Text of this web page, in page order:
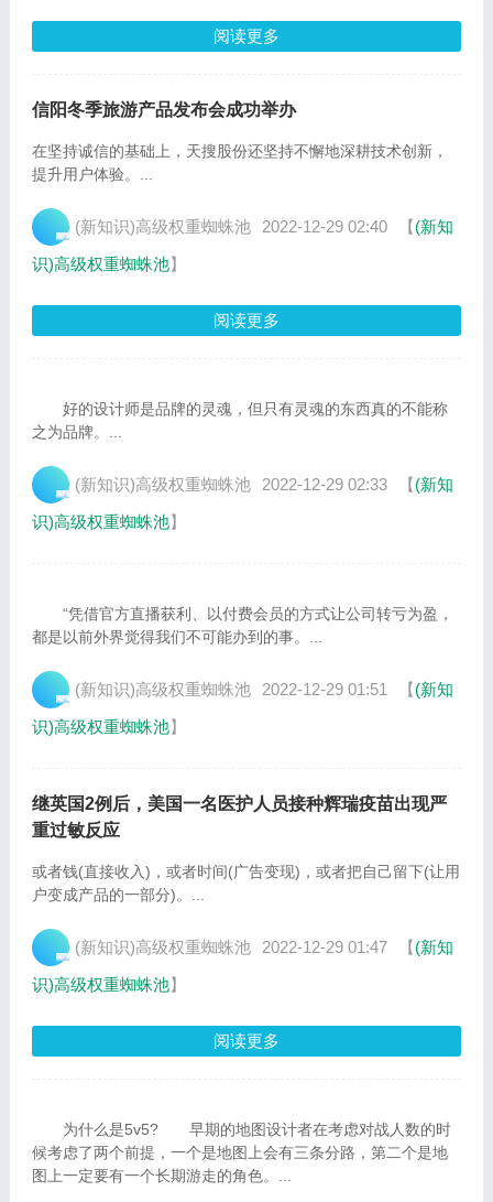
阅读更多
信阳冬季旅游产品发布会成功举办
在坚持诚信的基础上，天搜股份还坚持不懈地深耕技术创新，
提升用户体验。...
(新知识)高级权重蜘蛛池 2022-12-29 02:40 【(新知
识)高级权重蜘蛛池】
阅读更多
好的设计师是品牌的灵魂，但只有灵魂的东西真的不能称
之为品牌。...
(新知识)高级权重蜘蛛池 2022-12-29 02:33 【(新知
识)高级权重蜘蛛池】
“凭借官方直播获利、以付费会员的方式让公司转亏为盈，
都是以前外界觉得我们不可能办到的事。...
(新知识)高级权重蜘蛛池 2022-12-29 01:51 【(新知
识)高级权重蜘蛛池】
继英国2例后，美国一名医护人员接种辉瑞疫苗出现严
重过敏反应
或者钱(直接收入)，或者时间(广告变现)，或者把自己留下(让用
户变成产品的一部分)。...
(新知识)高级权重蜘蛛池 2022-12-29 01:47 【(新知
识)高级权重蜘蛛池】
阅读更多
为什么是5v5? 早期的地图设计者在考虑对战人数的时
候考虑了两个前提，一个是地图上会有三条分路，第二个是地
图上一定要有一个长期游走的角色。...